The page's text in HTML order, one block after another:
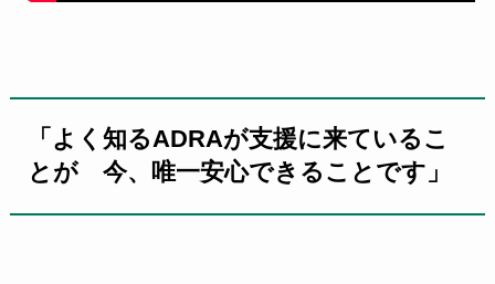
「よく知るADRAが支援に来ているこ
とが 今、唯一安心できることです」